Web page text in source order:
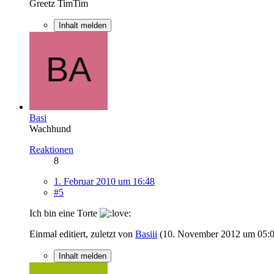
Greetz TimTim
Inhalt melden
Basi
Wachhund
Reaktionen
8
1. Februar 2010 um 16:48
#5
Ich bin eine Torte
Einmal editiert, zuletzt von Basiii (10. November 2012 um
Inhalt melden